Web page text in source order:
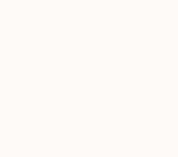
il offre souvent un
mode de torréfaction,